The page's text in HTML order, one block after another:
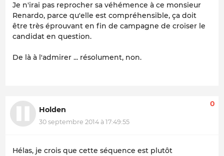
Je n'irai pas reprocher sa véhémence à ce monsieur
Renardo, parce qu'elle est compréhensible, ça doit
être très éprouvant en fin de campagne de croiser le
candidat en question.
De là à l'admirer ... résolument, non.
Holden
30 septembre 2014 à 17:49:55
0
Hélas, je crois que cette séquence est plutôt